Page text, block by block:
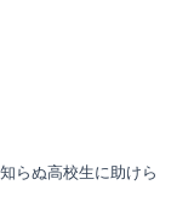
らぬ高校生に助けら